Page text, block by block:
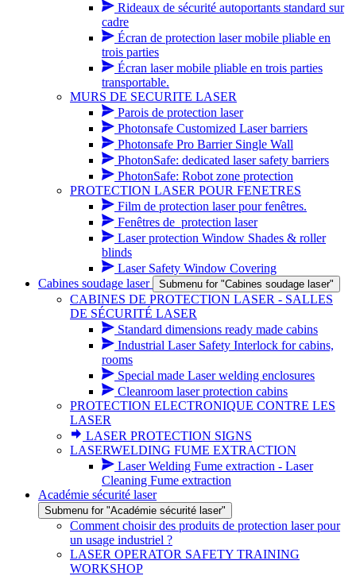
Rideaux de sécurité autoportants standard sur
cadre
Écran de protection laser mobile pliable en
trois parties
Écran laser mobile pliable en trois parties
transportable.
MURS DE SECURITE LASER
Parois de protection laser
Photonsafe Customized Laser barriers
Photonsafe Pro Barrier Single Wall
PhotonSafe: dedicated laser safety barriers
PhotonSafe: Robot zone protection
PROTECTION LASER POUR FENETRES
Film de protection laser pour fenêtres.
Fenêtres de_protection laser
Laser protection Window Shades & roller
blinds
Laser Safety Window Covering
Cabines soudage laser
Submenu for "Cabines soudage laser"
CABINES DE PROTECTION LASER - SALLES
DE SÉCURITÉ LASER
Standard dimensions ready made cabins
Industrial Laser Safety Interlock for cabins,
rooms
Special made Laser welding enclosures
Cleanroom laser protection cabins
PROTECTION ELECTRONIQUE CONTRE LES
LASER
LASER PROTECTION SIGNS
LASERWELDING FUME EXTRACTION
Laser Welding Fume extraction - Laser
Cleaning Fume extraction
Académie sécurité laser
Submenu for "Académie sécurité laser"
Comment choisir des produits de protection laser pour
un usage industriel ?
LASER OPERATOR SAFETY TRAINING
WORKSHOP